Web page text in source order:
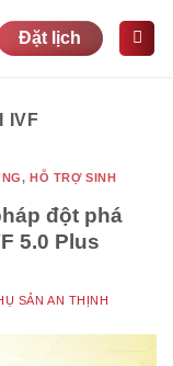
Đặt lịch
IVF
,HỖ TRỢ SINH
đột phá
5.0 Plus
SẢN AN THỊNH